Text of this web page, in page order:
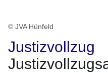
© JVA Hünfeld
Justizvollzug